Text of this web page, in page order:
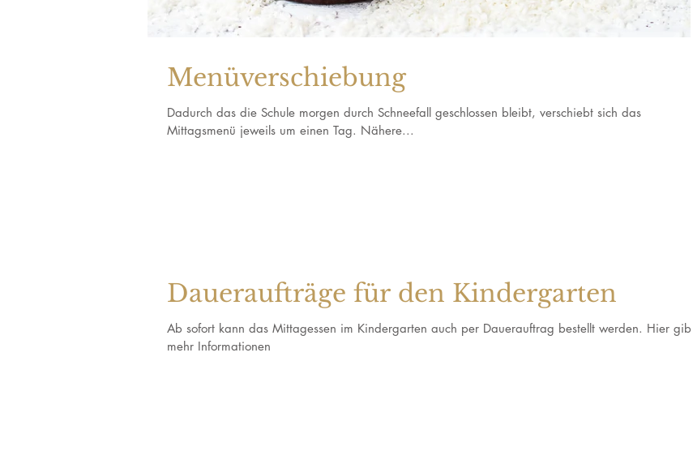
Menüverschiebung
Dadurch das die Schule morgen durch Schneefall geschlossen bleibt, verschiebt sich das
Mittagsmenü jeweils um einen Tag. Nähere...
Daueraufträge für den Kindergarten
Ab sofort kann das Mittagessen im Kindergarten auch per Dauerauftrag bestellt werden. Hier gibts
mehr Informationen